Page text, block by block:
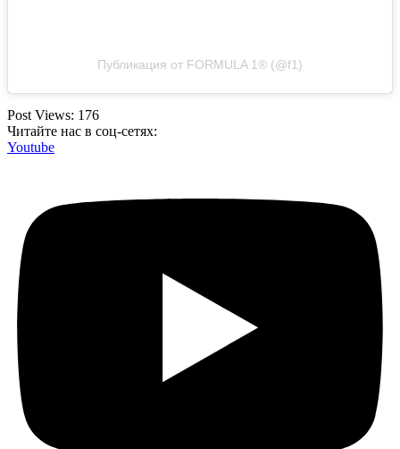
Публикация от FORMULA 1® (@f1)
Post Views: 176
Читайте нас в соц-сетях:
Youtube